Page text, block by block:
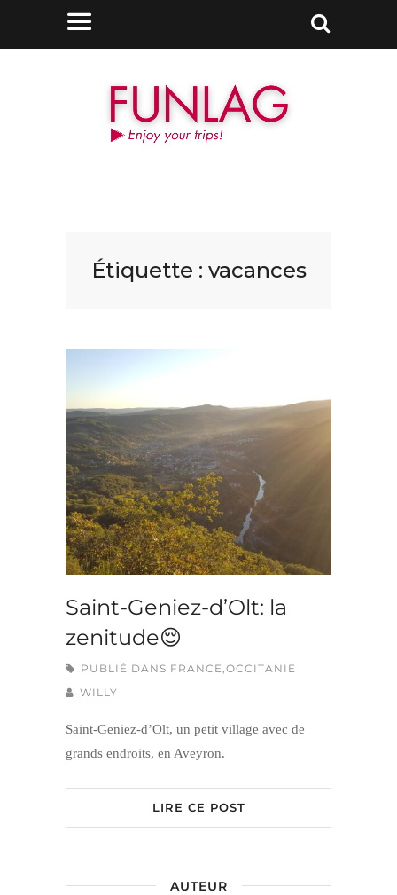
Étiquette : vacances
Saint-Geniez-d’Olt: la
zenitude😌
PUBLIÉ DANS FRANCE,OCCITANIE
WILLY
Saint-Geniez-d’Olt, un petit village avec de
grands endroits, en Aveyron.
LIRE CE POST
AUTEUR